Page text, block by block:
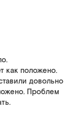
как положено.
довольно
Проблем